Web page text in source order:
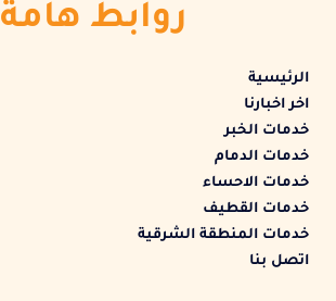
روابط هامة
الرئيسية
اخر اخبارنا
خدمات الخبر
خدمات الدمام
خدمات الاحساء
خدمات القطيف
خدمات المنطقة الشرقية
اتصل بنا